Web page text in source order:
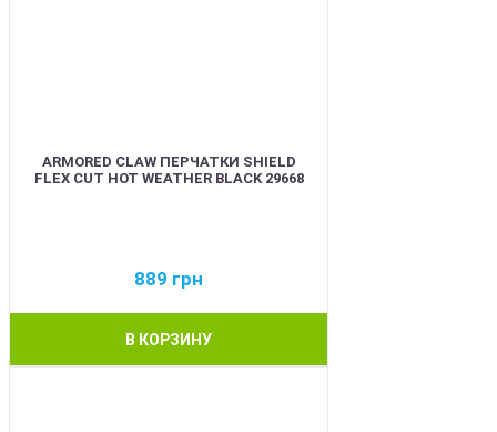
ARMORED CLAW ПЕРЧАТКИ SHIELD
FLEX CUT HOT WEATHER BLACK 29668
889 грн
В КОРЗИНУ